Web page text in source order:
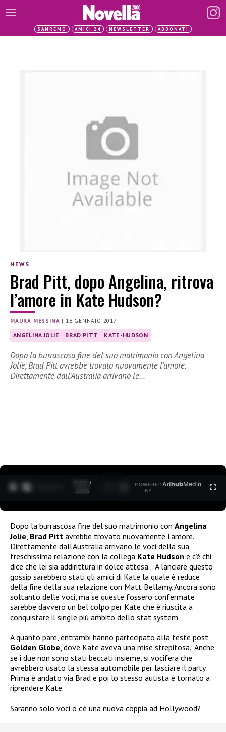
SANREMO AMICI 24 NEWSLETTER ABBONATI
NEWS
Brad Pitt, dopo Angelina, ritrova
l’amore in Kate Hudson?
MAURA MESSINA | 18 GENNAIO 2017
ANGELINA JOLIE BRAD PITT KATE-HUDSON
Dopo la burrascosa fine del suo matrimonio con Angelina
Jolie, Brad Pitt avrebbe trovato nuovamente l’amore.
Direttamente dall’Australia arrivano le…
0:30 /
3:35
POWERED
BY
AdhubMedia
Dopo la burrascosa fine del suo matrimonio con Angelina
Jolie Brad Pitt avrebbe trovato nuovamente l’amore.
Direttamente dall’Australia arrivano le voci della sua
freschissima relazione con la collega Kate Hudson e c’è chi
dice che lei sia addirittura in dolce attesa… A lanciare questo
gossip sarebbero stati gli amici di Kate la quale è reduce
della fine della sua relazione con Matt Bellamy. Ancora sono
soltanto delle voci, ma se queste fossero confermate
sarebbe davvero un bel colpo per Kate che è riuscita a
conquistare il single più ambito dello stat system.
A quanto pare, entrambi hanno partecipato alla feste post
Golden Globe , dove Kate aveva una mise strepitosa. Anche
se i due non sono stati beccati insieme, si vocifera che
avrebbero usato la stessa automobile per lasciare il party.
Prima è andato via Brad e poi lo stesso autista è tornato a
riprendere Kate.
Saranno solo voci o c’è una nuova coppia ad Hollywood?